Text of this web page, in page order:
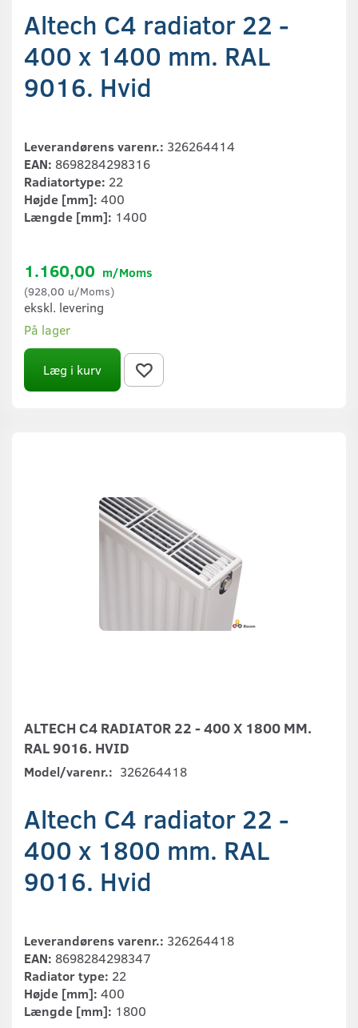
Altech C4 radiator 22 -
400 x 1400 mm. RAL
9016. Hvid
Leverandørens varenr.: 326264414
EAN: 8698284298316
Radiatortype: 22
Højde [mm]: 400
Længde [mm]: 1400
1.160,00 m/Moms
(928,00 u/Moms)
ekskl. levering
På lager
Læg i kurv
ALTECH C4 RADIATOR 22 - 400 X 1800 MM.
RAL 9016. HVID
Model/varenr.: 326264418
Altech C4 radiator 22 -
400 x 1800 mm. RAL
9016. Hvid
Leverandørens varenr.: 326264418
EAN: 8698284298347
Radiator type: 22
Højde [mm]: 400
Længde [mm]: 1800